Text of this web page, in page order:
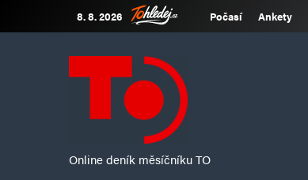
8. 8. 2026 Počasí Ankety
Online deník měsíčníku TO